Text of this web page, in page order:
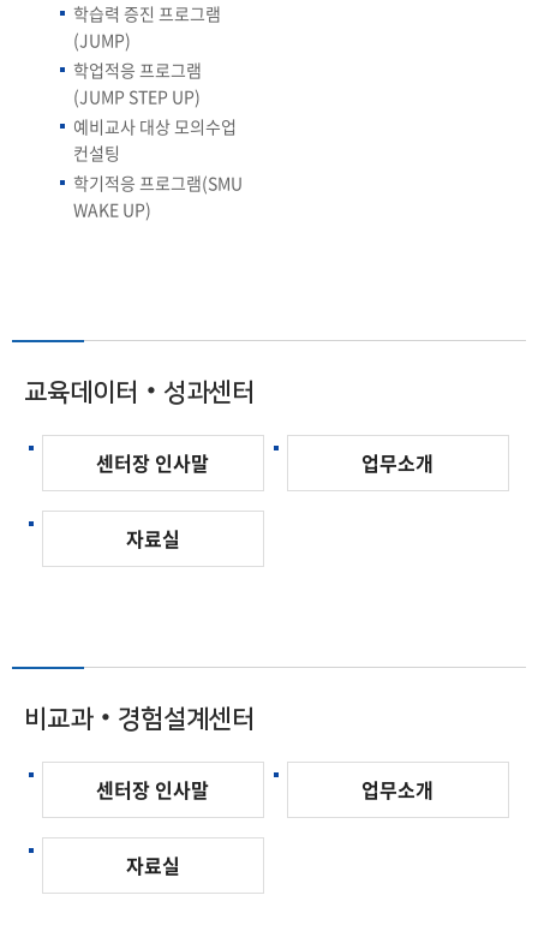
학습력 증진 프로그램
(JUMP)
학업적응 프로그램
(JUMP STEP UP)
예비교사 대상 모의수업
컨설팅
학기적응 프로그램(SMU
WAKE UP)
교육데이터‧성과센터
센터장 인사말 업무소개
자료실
비교과‧경험설계센터
센터장 인사말 업무소개
자료실